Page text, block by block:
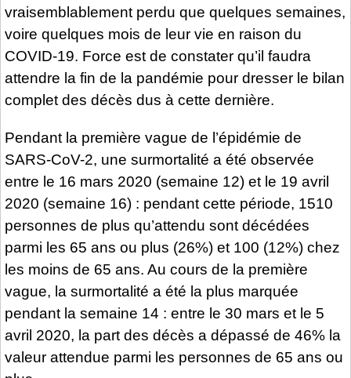
vraisemblablement perdu que quelques semaines,
voire quelques mois de leur vie en raison du
COVID-19. Force est de constater qu’il faudra
attendre la fin de la pandémie pour dresser le bilan
complet des décès dus à cette dernière.
Pendant la première vague de l’épidémie de
SARS-CoV-2, une surmortalité a été observée
entre le 16 mars 2020 (semaine 12) et le 19 avril
2020 (semaine 16) : pendant cette période, 1510
personnes de plus qu’attendu sont décédées
parmi les 65 ans ou plus (26%) et 100 (12%) chez
les moins de 65 ans. Au cours de la première
vague, la surmortalité a été la plus marquée
pendant la semaine 14 : entre le 30 mars et le 5
avril 2020, la part des décès a dépassé de 46% la
valeur attendue parmi les personnes de 65 ans ou